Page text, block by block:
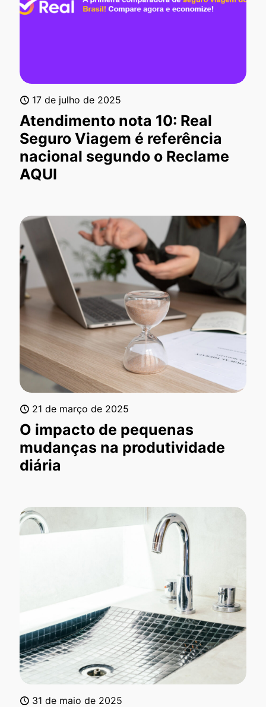
17 de julho de 2025
Atendimento nota 10: Real
Seguro Viagem é referência
nacional segundo o Reclame
AQUI
21 de março de 2025
O impacto de pequenas
mudanças na produtividade
diária
31 de maio de 2025